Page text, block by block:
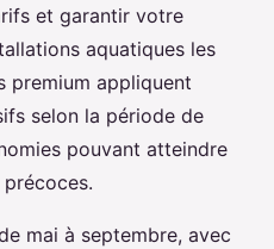
et garantir votre
aquatiques les
premium appliquent
selon la période de
pouvant atteindre
mai à septembre, avec